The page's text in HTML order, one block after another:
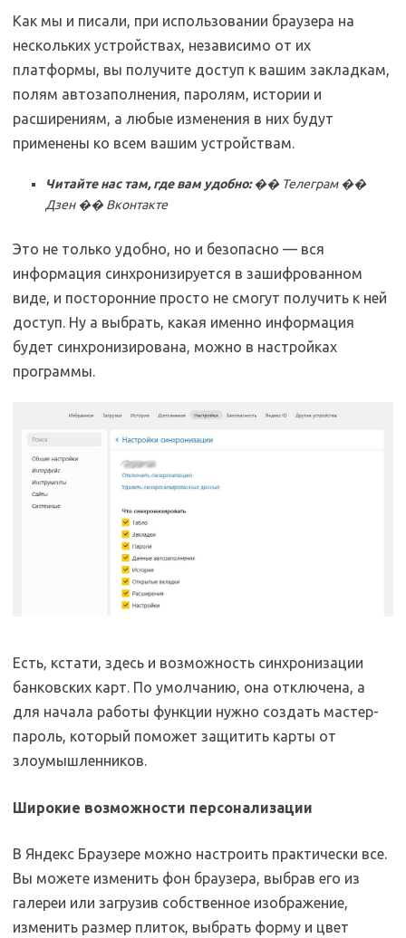
Как мы и писали, при использовании браузера на
нескольких устройствах, независимо от их
платформы, вы получите доступ к вашим закладкам,
полям автозаполнения, паролям, истории и
расширениям, а любые изменения в них будут
применены ко всем вашим устройствам.
Читайте нас там, где вам удобно:�� Телеграм ��
Дзен �� Вконтакте
Это не только удобно, но и безопасно — вся
информация синхронизируется в зашифрованном
виде, и посторонние просто не смогут получить к ней
доступ. Ну а выбрать, какая именно информация
будет синхронизирована, можно в настройках
программы.
Есть, кстати, здесь и возможность синхронизации
банковских карт. По умолчанию, она отключена, а
для начала работы функции нужно создать мастер-
пароль, который поможет защитить карты от
злоумышленников.
Широкие возможности персонализации
В Яндекс Браузере можно настроить практически все.
Вы можете изменить фон браузера, выбрав его из
галереи или загрузив собственное изображение,
изменить размер плиток, выбрать форму и цвет